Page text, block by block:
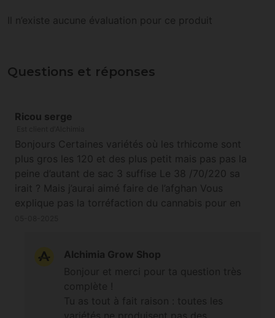
Il n’existe aucune évaluation pour ce produit
Questions et réponses
Ricou serge
Bonjours Certaines variétés où les trhicome sont
plus gros les 120 et des plus petit mais pas pas la
peine d’autant de sac 3 suffise Le 38 /70/220 sa
irait ? Mais j’aurai aimé faire de l’afghan Vous
explique pas la torréfaction du cannabis pour en
Alchimia Grow Shop
Tu as tout à fait raison : toutes les
variétés ne produisent pas des